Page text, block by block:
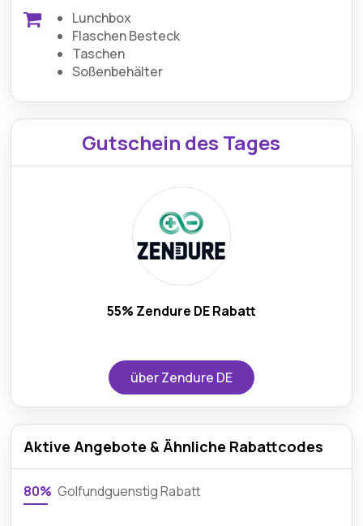
Lunchbox
Flaschen Besteck
Taschen
Soßenbehälter
Gutschein des Tages
55% Zendure DE Rabatt
über Zendure DE
Aktive Angebote & Ähnliche Rabattcodes
80% Golfundguenstig Rabatt